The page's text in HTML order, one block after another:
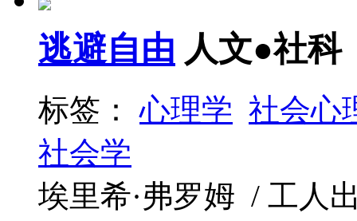
逃避自由 人文●社科
标签：心理学 社会心
社会学
埃里希·弗罗姆 / 工人